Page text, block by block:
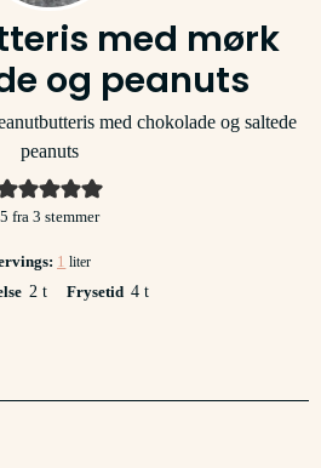
med mørk
og peanuts
med chokolade og saltede
peanuts
5 fra 3 stemmer
1 liter
2timer
t Frysetid 4timer
t